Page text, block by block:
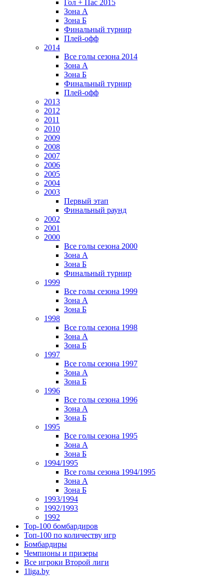
Гол + Пас 2015
Зона А
Зона Б
Финальный турнир
Плей-офф
2014
Все голы сезона 2014
Зона А
Зона Б
Финальный турнир
Плей-офф
2013
2012
2011
2010
2009
2008
2007
2006
2005
2004
2003
Первый этап
Финальный раунд
2002
2001
2000
Все голы сезона 2000
Зона А
Зона Б
Финальный турнир
1999
Все голы сезона 1999
Зона А
Зона Б
1998
Все голы сезона 1998
Зона А
Зона Б
1997
Все голы сезона 1997
Зона А
Зона Б
1996
Все голы сезона 1996
Зона А
Зона Б
1995
Все голы сезона 1995
Зона А
Зона Б
1994/1995
Все голы сезона 1994/1995
Зона А
Зона Б
1993/1994
1992/1993
1992
Top-100 бомбардиров
Топ-100 по количеству игр
Бомбардиры
Чемпионы и призеры
Все игроки Второй лиги
1liga.by